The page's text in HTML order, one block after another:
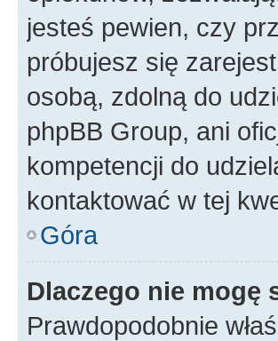
jesteś pewien, czy
próbujesz się
osobą, zdolną do
phpBB Group, ani
kompetencji do
kontaktować w tej
Góra
Dlaczego nie mogę
Prawdopodobnie